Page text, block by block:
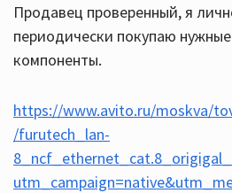
Продавец проверенный, я
периодически покупаю
компоненты.
https://www.avito.ru/moskva/
/furutech_lan-